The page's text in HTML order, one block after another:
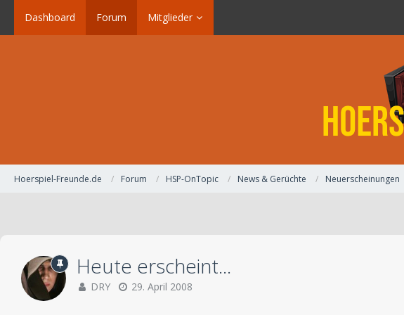
Dashboard Forum Mitglieder
Hoerspiel-Freunde.de Forum HSP-OnTopic News & Gerüchte Neuerscheinungen
Heute erscheint...
DRY 29. April 2008